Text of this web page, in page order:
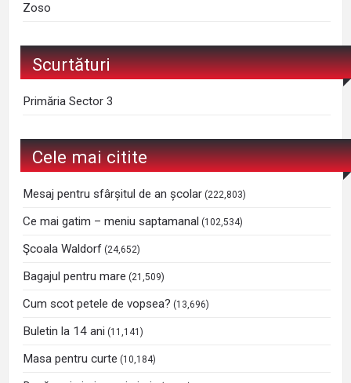
Zoso
Scurtături
Primăria Sector 3
Cele mai citite
Mesaj pentru sfârșitul de an școlar (222,803)
Ce mai gatim – meniu saptamanal (102,534)
Şcoala Waldorf (24,652)
Bagajul pentru mare (21,509)
Cum scot petele de vopsea? (13,696)
Buletin la 14 ani (11,141)
Masa pentru curte (10,184)